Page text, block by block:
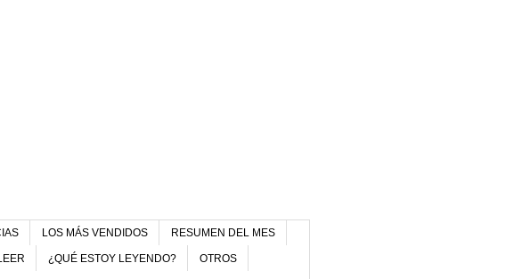
LOS MÁS VENDIDOS RESUMEN DEL MES
¿QUÉ ESTOY LEYENDO? OTROS